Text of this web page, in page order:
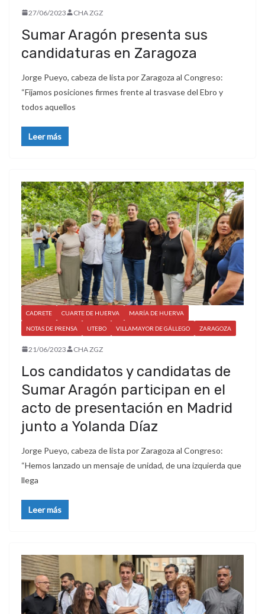
27/06/2023 CHA ZGZ
Sumar Aragón presenta sus
candidaturas en Zaragoza
Jorge Pueyo, cabeza de lista por Zaragoza al Congreso:
“Fijamos posiciones firmes frente al trasvase del Ebro y
todos aquellos
Leer más
CADRETE CUARTE DE HUERVA MARÍA DE HUERVA
NOTAS DE PRENSA UTEBO VILLAMAYOR DE GÁLLEGO ZARAGOZA
21/06/2023 CHA ZGZ
Los candidatos y candidatas de
Sumar Aragón participan en el
acto de presentación en Madrid
junto a Yolanda Díaz
Jorge Pueyo, cabeza de lista por Zaragoza al Congreso:
“Hemos lanzado un mensaje de unidad, de una izquierda que
llega
Leer más